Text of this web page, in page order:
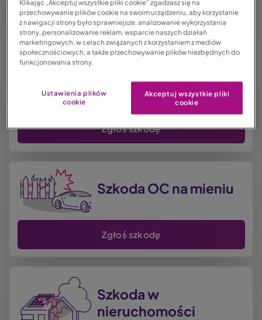
Zgłoś szkodę
Image
Szkoda BLS
Zgłoś szkodę
Image
Szkoda OC na mieniu
Zgłoś szkodę
Szkoda w
nieruchomości
Klikając „Akceptuj wszystkie pliki cookie” zgadzasz się na
przechowywanie plików cookie na swoim urządzeniu, aby korzystanie
z nawigacji strony było sprawniejsze, analizowanie wykorzystania
strony, personalizowanie reklam, wsparcie naszych działań
marketingowych, w celach związanych z korzystaniem z mediów
społecznościowych, a także przechowywanie plików niezbędnych do
funkcjonowania strony.
Ustawienia plików
cookie
Akceptuj wszystkie pliki
cookie